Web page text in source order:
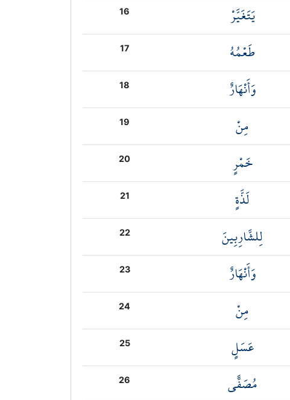
16 يَتَغَيَّرْ
17 طَعْمُهُ
18 وَأَنْهَارٌ
19 مِنْ
20 خَمْرٍ
21 لَذَّةٍ
22 لِلشَّارِبِينَ
23 وَأَنْهَارٌ
24 مِنْ
25 عَسَلٍ
26 مُصَفًّى